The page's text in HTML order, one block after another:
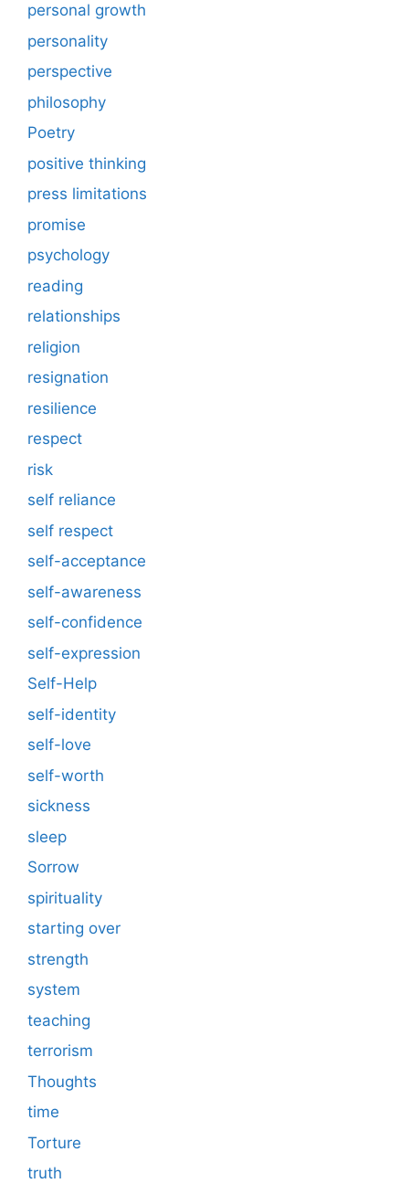
personal growth
personality
perspective
philosophy
Poetry
positive thinking
press limitations
promise
psychology
reading
relationships
religion
resignation
resilience
respect
risk
self reliance
self respect
self-acceptance
self-awareness
self-confidence
self-expression
Self-Help
self-identity
self-love
self-worth
sickness
sleep
Sorrow
spirituality
starting over
strength
system
teaching
terrorism
Thoughts
time
Torture
truth